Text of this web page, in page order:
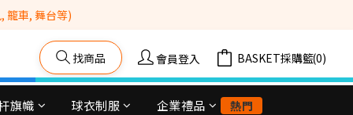
籠車, 舞台等)
找商品 會員登入 購物車(0)
旗幟 球衣制服 企業禮品 熱門